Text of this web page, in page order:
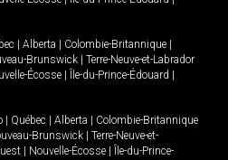
Alberta Colombie-Britannique
Brunswick
Terre-Neuve-et-Labrador
Écosse Île-du-Prince-Édouard
Québec Alberta
Colombie-Britannique
Brunswick
Terre-Neuve-et-
Nouvelle-Écosse
Île-du-Prince-